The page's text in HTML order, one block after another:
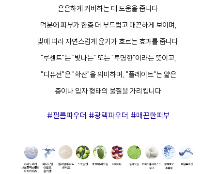
은은하게 커버하는 데 도움을 줍니다.
덕분에 피부가 한층 더 부드럽고 매끈하게 보이며,
빛에 따라 자연스럽게 윤기가 흐르는 효과를 줍니다.
"루센트"는 "빛나는" 또는 "투명한"이라는 뜻이고,
"디퓨전"은 "확산"을 의미하며, "플레이트"는 얇은
층이나 입자 형태의 물질을 가리킵니다.
#필름파우더 #광택파우더 #매끈한피부